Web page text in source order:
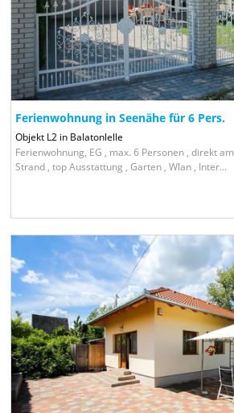
Ferienwohnung in Seenähe für 6 Pers.
Objekt L2 in Balatonlelle
Ferienwohnung, EG , max. 6 Personen , direkt am
Strand , top Ausstattung , Garten , Wlan , Inter...